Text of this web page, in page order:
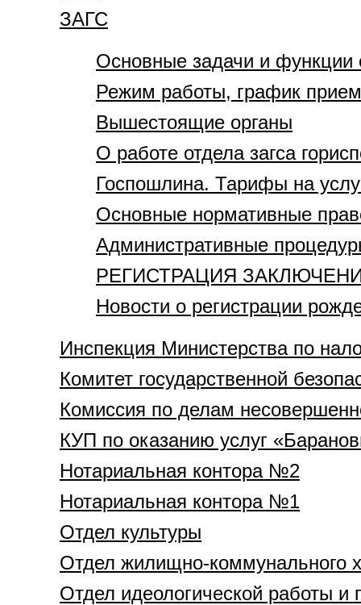
ЗАГС
Основные задачи и функции
Режим работы, график
Вышестоящие органы
О работе отдела загса
Госпошлина. Тарифы на
Основные нормативные
Административные
РЕГИСТРАЦИЯ
Новости о регистрации
Инспекция Министерства по
Комитет государственной
Комиссия по делам
КУП по оказанию услуг
Нотариальная контора №2
Нотариальная контора №1
Отдел культуры
Отдел жилищно-коммунального
Отдел идеологической работы